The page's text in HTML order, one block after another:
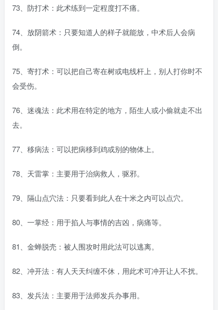
73、防打术：此术练到一定程度打不痛。
74、放阴箭术：只要知道人的样子就能放，中术后人会病
倒。
75、寄打术：可以把自己寄在树或电线杆上，别人打你时不
会受伤。
76、迷魂法：此术用在特定的地方，陌生人或小偷就走不出
去。
77、移病法：可以把病移到鸡或别的物体上。
78、天雷掌：主要用于治病救人，驱邪。
79、隔山点穴法：只要看到此人在十米之内可以点穴。
80、一掌经：用于掐人与事情的吉凶，病痛等。
81、金蝉脱壳：被人围攻时用此法可以逃离。
82、冲开法：有人天天纠缠不休，用此术可冲开让人不扰。
83、发兵法：主要用于法师发兵办事用。